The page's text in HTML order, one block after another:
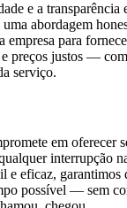
e a transparência
abordagem
empresa para
preços justos —
serviço.
em oferecer
interrupção
e eficaz, garantimos
possível — sem